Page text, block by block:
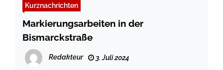
Kurznachrichten
Markierungsarbeiten in der
Bismarckstraße
Redakteur 3. Juli 2024